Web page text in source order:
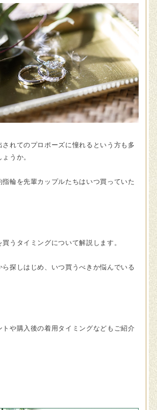
されてのプロポーズに憧れるという方も多
うか。
指輪を先輩カップルたちはいつ買っていた
うタイミングについて解説します。
ら探しはじめ、いつ買うべきか悩んでいる
トや購入後の着用タイミングなどもご紹介